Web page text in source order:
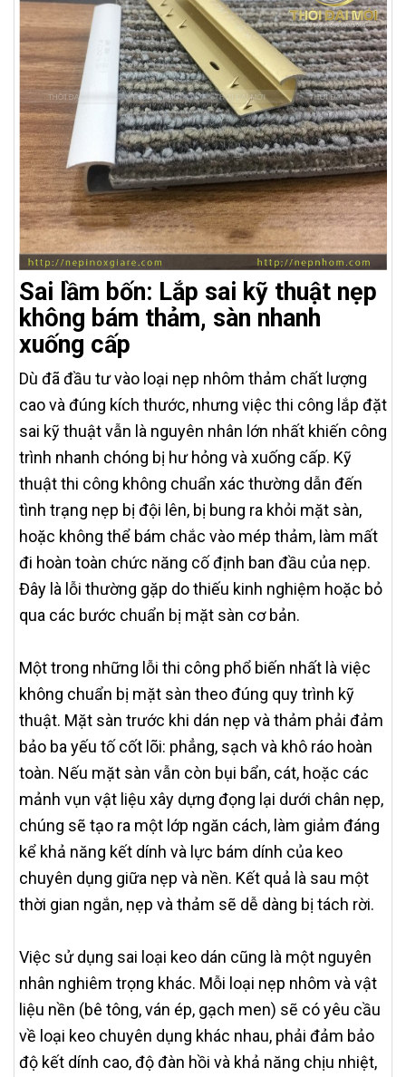
Sai lầm bốn: Lắp sai kỹ thuật nẹp
không bám thảm, sàn nhanh
xuống cấp
Dù đã đầu tư vào loại nẹp nhôm thảm chất lượng
cao và đúng kích thước, nhưng việc thi công lắp đặt
sai kỹ thuật vẫn là nguyên nhân lớn nhất khiến công
trình nhanh chóng bị hư hỏng và xuống cấp. Kỹ
thuật thi công không chuẩn xác thường dẫn đến
tình trạng nẹp bị đội lên, bị bung ra khỏi mặt sàn,
hoặc không thể bám chắc vào mép thảm, làm mất
đi hoàn toàn chức năng cố định ban đầu của nẹp.
Đây là lỗi thường gặp do thiếu kinh nghiệm hoặc bỏ
qua các bước chuẩn bị mặt sàn cơ bản.
Một trong những lỗi thi công phổ biến nhất là việc
không chuẩn bị mặt sàn theo đúng quy trình kỹ
thuật. Mặt sàn trước khi dán nẹp và thảm phải đảm
bảo ba yếu tố cốt lõi: phẳng, sạch và khô ráo hoàn
toàn. Nếu mặt sàn vẫn còn bụi bẩn, cát, hoặc các
mảnh vụn vật liệu xây dựng đọng lại dưới chân nẹp,
chúng sẽ tạo ra một lớp ngăn cách, làm giảm đáng
kể khả năng kết dính và lực bám dính của keo
chuyên dụng giữa nẹp và nền. Kết quả là sau một
thời gian ngắn, nẹp và thảm sẽ dễ dàng bị tách rời.
Việc sử dụng sai loại keo dán cũng là một nguyên
nhân nghiêm trọng khác. Mỗi loại nẹp nhôm và vật
liệu nền (bê tông, ván ép, gạch men) sẽ có yêu cầu
về loại keo chuyên dụng khác nhau, phải đảm bảo
độ kết dính cao, độ đàn hồi và khả năng chịu nhiệt,